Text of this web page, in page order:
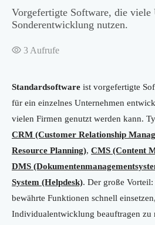
Vorgefertigte Software, die viele
Sonderentwicklung nutzen.
3 Aufrufe
Standardsoftware ist vorgefertigte
für ein einzelnes Unternehmen
vielen Firmen genutzt werden kann.
CRM (Customer Relationship
Resource Planning), CMS (Content
DMS
System (Helpdesk). Der große
bewährte Funktionen schnell
Individualentwicklung beauftragen zu